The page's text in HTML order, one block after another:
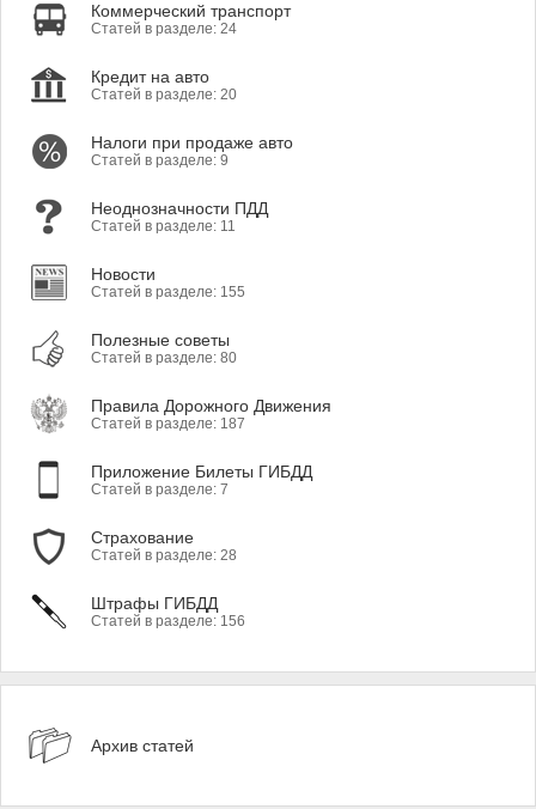
Коммерческий транспорт
Статей в разделе: 24
Кредит на авто
Статей в разделе: 20
Налоги при продаже авто
Статей в разделе: 9
Неоднозначности ПДД
Статей в разделе: 11
Новости
Статей в разделе: 155
Полезные советы
Статей в разделе: 80
Правила Дорожного Движения
Статей в разделе: 187
Приложение Билеты ГИБДД
Статей в разделе: 7
Страхование
Статей в разделе: 28
Штрафы ГИБДД
Статей в разделе: 156
Архив статей